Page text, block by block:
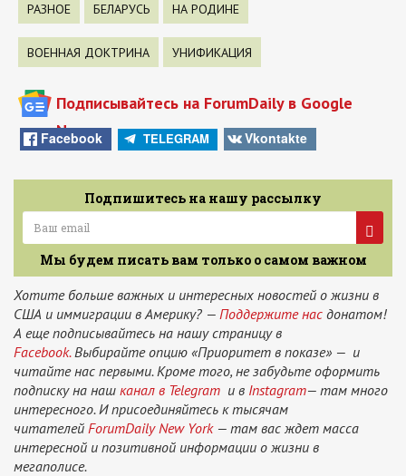
РАЗНОЕ БЕЛАРУСЬ НА РОДИНЕ
ВОЕННАЯ ДОКТРИНА УНИФИКАЦИЯ
Подписывайтесь на ForumDaily в Google
News
Facebook TELEGRAM Vkontakte
Подпишитесь на нашу рассылку
Мы будем писать вам только о самом важном
Хотите больше важных и интересных новостей о жизни в
США и иммиграции в Америку? — Поддержите нас донатом!
А еще подписывайтесь на нашу страницу в
Facebook.Выбирайте опцию «Приоритет в показе» — и
читайте нас первыми. Кроме того, не забудьте оформить
подписку на наш канал в Telegram и в Instagram— там много
интересного. И присоединяйтесь к тысячам
читателей ForumDaily New York— там вас ждет масса
интересной и позитивной информации о жизни в
мегаполисе.